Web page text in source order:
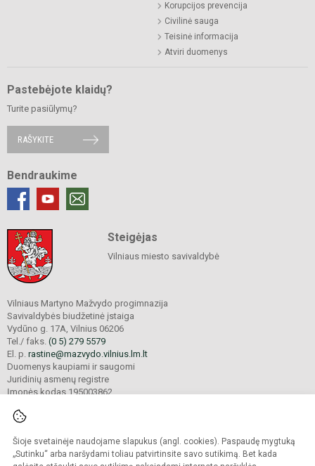
Šioje svetainėje naudojame slapukus (angl. cookies). Paspaudę mygtuką
„Sutinku“ arba naršydami toliau patvirtinsite savo sutikimą. Bet kada
Korupcijos prevencija
Civilinė sauga
Teisinė informacija
Atviri duomenys
Pastebėjote klaidų?
Turite pasiūlymų?
RAŠYKITE
Bendraukime
Steigėjas
Vilniaus miesto savivaldybė
Vilniaus Martyno Mažvydo progimnazija
Savivaldybės biudžetinė įstaiga
Vydūno g. 17A, Vilnius 06206
Tel./ faks. (0 5) 279 5579
El. p. rastine@mazvydo.vilnius.lm.lt
Duomenys kaupiami ir saugomi
Juridinių asmenų registre
Įmonės kodas 195003862
© 2022. Vilniaus Martyno Mažvydo progimnazija. Visos teisės saugomos.
Kopijuoti turinį be raštiško įstaigos administracijos sutikimo griežtai draudžiama.